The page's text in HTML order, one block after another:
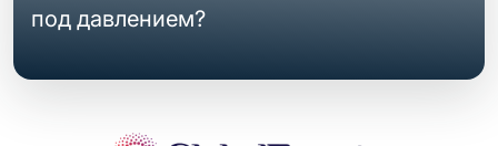
под давлением?